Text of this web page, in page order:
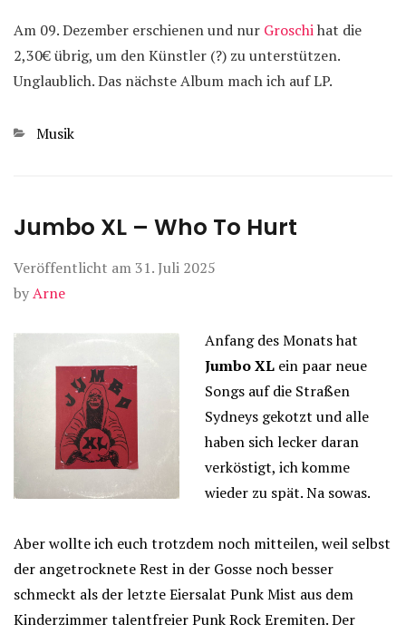
Am 09. Dezember erschienen und nur Groschihat die
2,30€ übrig, um den Künstler (?) zu unterstützen.
Unglaublich. Das nächste Album mach ich auf LP.
Kategorien
Musik
Jumbo XL – Who To Hurt
Veröffentlicht am 31. Juli 2025
byArne
Anfang des Monats hat
Jumbo XL ein paar neue
Songs auf die Straßen
Sydneys gekotzt und alle
haben sich lecker daran
verköstigt, ich komme
wieder zu spät. Na sowas.
Aber wollte ich euch trotzdem noch mitteilen, weil selbst
der angetrocknete Rest in der Gosse noch besser
schmeckt als der letzte Eiersalat Punk Mist aus dem
Kinderzimmer talentfreier Punk Rock Eremiten. Der